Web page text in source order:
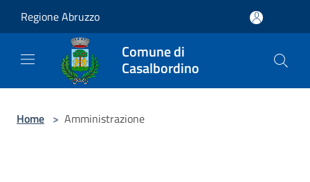
Regione Abruzzo
Comune di
Casalbordino
Home > Amministrazione